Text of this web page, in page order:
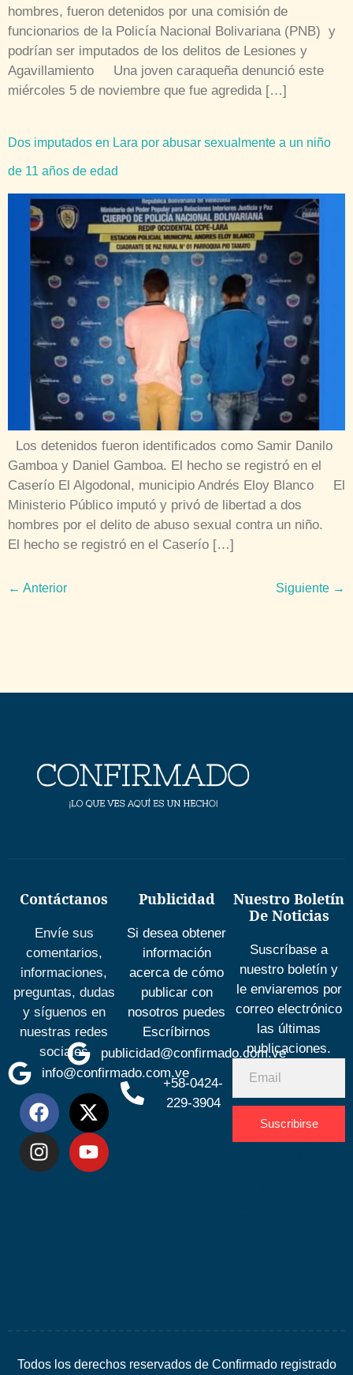
hombres, fueron detenidos por una comisión de
funcionarios de la Policía Nacional Bolivariana (PNB) y
podrían ser imputados de los delitos de Lesiones y
Agavillamiento Una joven caraqueña denunció este
miércoles 5 de noviembre que fue agredida […]
Dos imputados en Lara por abusar sexualmente a un niño
de 11 años de edad
Los detenidos fueron identificados como Samir Danilo
Gamboa y Daniel Gamboa. El hecho se registró en el
Caserío El Algodonal, municipio Andrés Eloy Blanco El
Ministerio Público imputó y privó de libertad a dos
hombres por el delito de abuso sexual contra un niño.
El hecho se registró en el Caserío […]
← Anterior Siguiente →
Contáctanos
Envíe sus
comentarios,
informaciones,
preguntas, dudas
y síguenos en
nuestras redes
sociales
info@confirmado.com.ve
Publicidad
Si desea obtener
información
acerca de cómo
publicar con
nosotros puedes
Escríbirnos
publicidad@confirmado.com.ve
+58-0424-
229-3904
Nuestro Boletín
De Noticias
Suscríbase a
nuestro boletín y
le enviaremos por
correo electrónico
las últimas
publicaciones.
Suscribirse
Todos los derechos reservados de Confirmado registrado